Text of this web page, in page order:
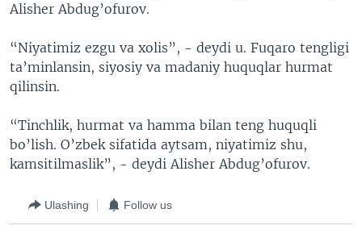
Alisher Abdug’ofurov.
“Niyatimiz ezgu va xolis”, - deydi u. Fuqaro tengligi
ta’minlansin, siyosiy va madaniy huquqlar hurmat
qilinsin.
“Tinchlik, hurmat va hamma bilan teng huquqli
bo’lish. O’zbek sifatida aytsam, niyatimiz shu,
kamsitilmaslik”, - deydi Alisher Abdug’ofurov.
Ulashing Follow us